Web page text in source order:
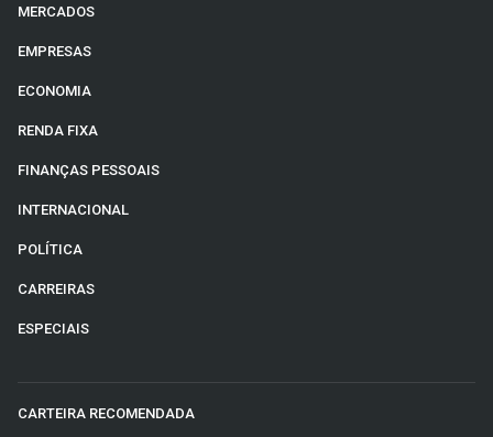
MERCADOS
EMPRESAS
ECONOMIA
RENDA FIXA
FINANÇAS PESSOAIS
INTERNACIONAL
POLÍTICA
CARREIRAS
ESPECIAIS
CARTEIRA RECOMENDADA